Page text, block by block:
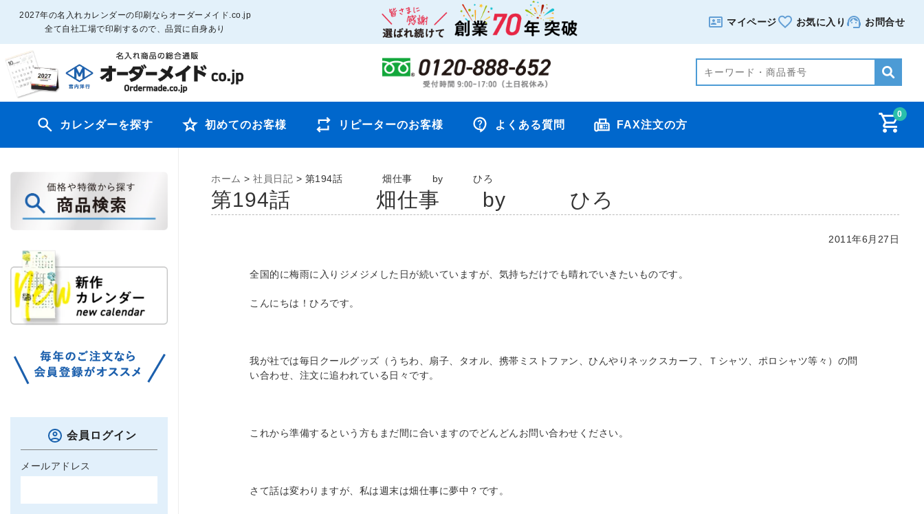
2027年の名入れカレンダーの印刷ならオーダーメイド.co.jp
全て自社工場で印刷するので、品質に自身あり
マイページ お気に入り お問合せ
0
カレンダーを探す 初めてのお客様 リピーターのお客様 よくある質問 FAX注文の方
ホーム > 社員日記 > 第194話 畑仕事 by ひろ
第194話 畑仕事 by ひろ
2011年6月27日
全国的に梅雨に入りジメジメした日が続いていますが、気持ちだけでも晴れでいきたいものです。
こんにちは！ひろです。
我が社では毎日クールグッズ（うちわ、扇子、タオル、携帯ミストファン、ひんやりネックスカーフ、Ｔシャツ、ポロシャツ等々）の問
い合わせ、注文に追われている日々です。
これから準備するという方もまだ間に合いますのでどんどんお問い合わせください。
さて話は変わりますが、私は週末は畑仕事に夢中？です。
会員ログイン
メールアドレス